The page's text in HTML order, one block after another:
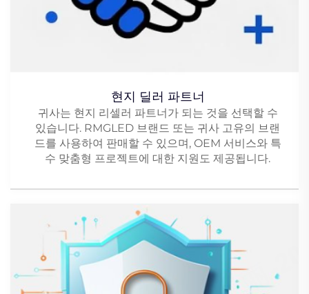
현지 딜러 파트너
귀사는 현지 리셀러 파트너가 되는 것을 선택할 수
있습니다. RMGLED 브랜드 또는 귀사 고유의 브랜
드를 사용하여 판매할 수 있으며, OEM 서비스와 특
수 맞춤형 프로젝트에 대한 지원도 제공됩니다.